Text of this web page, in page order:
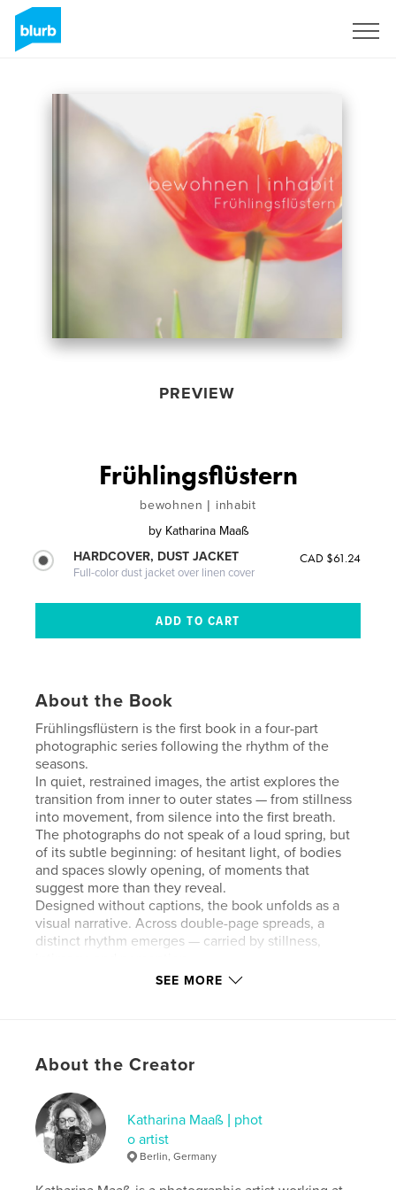
PREVIEW
Frühlingsflüstern
bewohnen | inhabit
by Katharina Maaß
HARDCOVER, DUST JACKET
Full-color dust jacket over linen cover
CAD $61.24
About the Book
Frühlingsflüstern is the first book in a four-part
photographic series following the rhythm of the
seasons.
In quiet, restrained images, the artist explores the
transition from inner to outer states — from stillness
into movement, from silence into the first breath.
The photographs do not speak of a loud spring, but
of its subtle beginning: of hesitant light, of bodies
and spaces slowly opening, of moments that
suggest more than they reveal.
Designed without captions, the book unfolds as a
visual narrative. Across double-page spreads, a
distinct rhythm emerges — carried by stillness,
Frühlingsflüstern invites the viewer to slow down.
Jahreszeiten folgt.
die Künstlerin den Übergang vom Inneren ins
Äußere – vom Stillstand in die Bewegung, vom
Schweigen ins erste Atmen. Die Fotografien
erzählen nicht von einem lauten Frühling, sondern
SEE MORE
About the Creator
Katharina Maaß | phot
o artist
Berlin, Germany